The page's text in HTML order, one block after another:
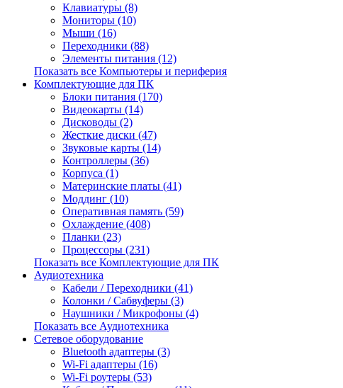
Клавиатуры (8)
Мониторы (10)
Мыши (16)
Переходники (88)
Элементы питания (12)
Показать все Компьютеры и периферия
Комплектующие для ПК
Блоки питания (170)
Видеокарты (14)
Дисководы (2)
Жесткие диски (47)
Звуковые карты (14)
Контроллеры (36)
Корпуса (1)
Материнские платы (41)
Моддинг (10)
Оперативная память (59)
Охлаждение (408)
Планки (23)
Процессоры (231)
Показать все Комплектующие для ПК
Аудиотехника
Кабели / Переходники (41)
Колонки / Сабвуферы (3)
Наушники / Микрофоны (4)
Показать все Аудиотехника
Сетевое оборудование
Bluetooth адаптеры (3)
Wi-Fi адаптеры (16)
Wi-Fi роутеры (53)